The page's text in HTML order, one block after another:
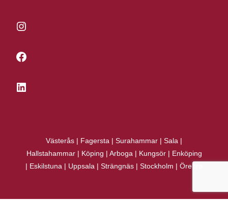
Instagram
Facebook
LinkedIn
Västerås Fagersta Surahammar Sala
Hallstahammar| Köping Arboga Kungsör|
Enköping
Eskilstuna Uppsala Strängnäs Stockholm Örebro